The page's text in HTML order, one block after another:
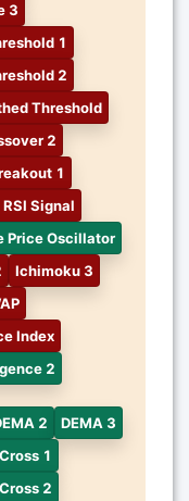
3
1
2
Threshold
2
1
Signal
Price Oscillator
Ichimoku 3
Index
2
2
DEMA 3
1
2